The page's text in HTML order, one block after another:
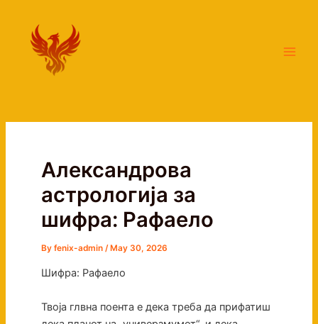
content
Александрова
астрологија за
шифра: Рафаело
By fenix-admin /May 30, 2026
Шифра: Рафаело
Твоја глвна поента е дека треба да прифатиш